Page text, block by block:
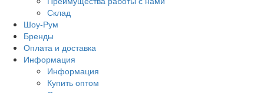
Склад
Шоу-Рум
Бренды
Оплата и доставка
Информация
Информация
Купить оптом